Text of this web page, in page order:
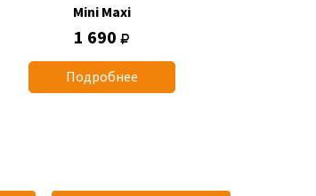
Mini Maxi
1 690
Подробнее